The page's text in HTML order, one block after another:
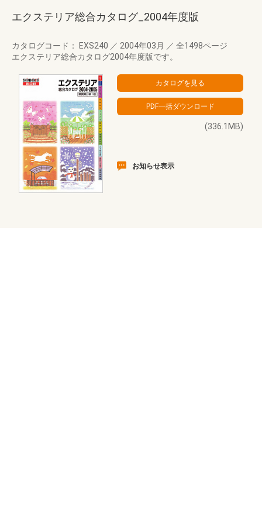
エクステリア総合カタログ_2004年度版
カタログコード： EXS240 ／ 2004年03月 ／ 全1498ページ
エクステリア総合カタログ2004年度版です。
(336.1MB)
お知らせ表示